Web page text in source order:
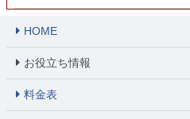
HOME
お役立ち情報
料金表